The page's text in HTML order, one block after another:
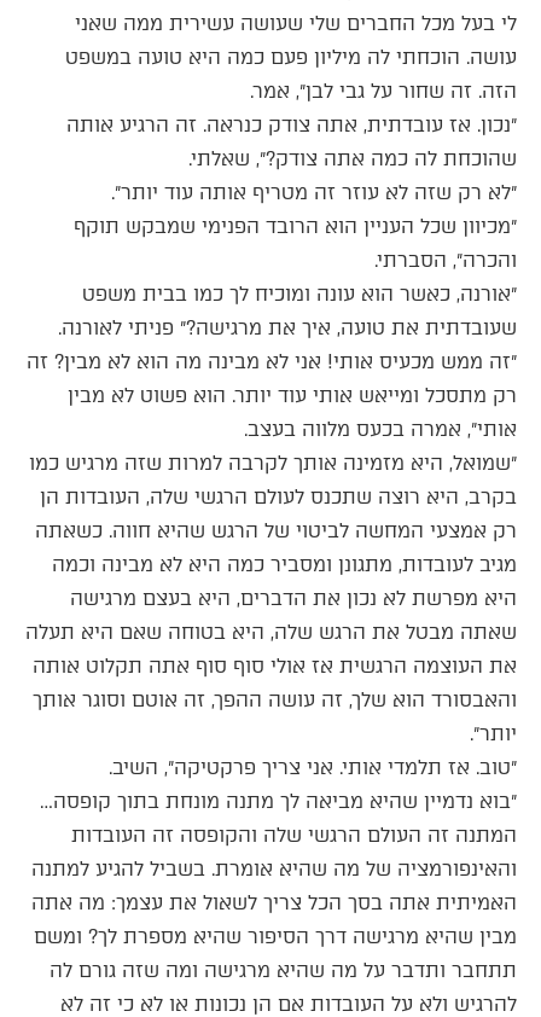
לי בעל מכל החברים שלי שעושה עשירית ממה שאני
עושה. הוכחתי לה מיליון פעם כמה היא טועה במשפט
הזה. זה שחור על גבי לבן״, אמר.
״נכון. אז עובדתית, אתה צודק כנראה. זה הרגיע אותה
שהוכחת לה כמה אתה צודק?״, שאלתי.
״לא רק שזה לא עוזר זה מטריף אותה עוד יותר״.
״מכיוון שכל העניין הוא הרובד הפנימי שמבקש תוקף
והכרה״, הסברתי.
״אורנה, כאשר הוא עונה ומוכיח לך כמו בבית משפט
שעובדתית את טועה, איך את מרגישה?״ פניתי לאורנה.
״זה ממש מכעיס אותי! אני לא מבינה מה הוא לא מבין? זה
רק מתסכל ומייאש אותי עוד יותר. הוא פשוט לא מבין
אותי״, אמרה בכעס מלווה בעצב.
״שמואל, היא מזמינה אותך לקרבה למרות שזה מרגיש כמו
בקרב, היא רוצה שתכנס לעולם הרגשי שלה, העובדות הן
רק אמצעי המחשה לביטוי של הרגש שהיא חווה. כשאתה
מגיב לעובדות, מתגונן ומסביר כמה היא לא מבינה וכמה
היא מפרשת לא נכון את הדברים, היא בעצם מרגישה
שאתה מבטל את הרגש שלה, היא בטוחה שאם היא תעלה
את העוצמה הרגשית אז אולי סוף סוף אתה תקלוט אותה
והאבסורד הוא שלך, זה עושה ההפך, זה אוטם וסוגר אותך
יותר״.
״טוב. אז תלמדי אותי. אני צריך פרקטיקה״, השיב.
״בוא נדמיין שהיא מביאה לך מתנה מונחת בתוך קופסה…
המתנה זה העולם הרגשי שלה והקופסה זה העובדות
והאינפורמציה של מה שהיא אומרת. בשביל להגיע למתנה
האמיתית אתה בסך הכל צריך לשאול את עצמך: מה אתה
מבין שהיא מרגישה דרך הסיפור שהיא מספרת לך? ומשם
תתחבר ותדבר על מה שהיא מרגישה ומה שזה גורם לה
להרגיש ולא על העובדות אם הן נכונות או לא כי זה לא